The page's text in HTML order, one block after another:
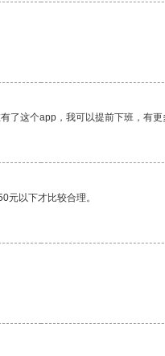
这个app，我可以提前下班，有更
元以下才比较合理。